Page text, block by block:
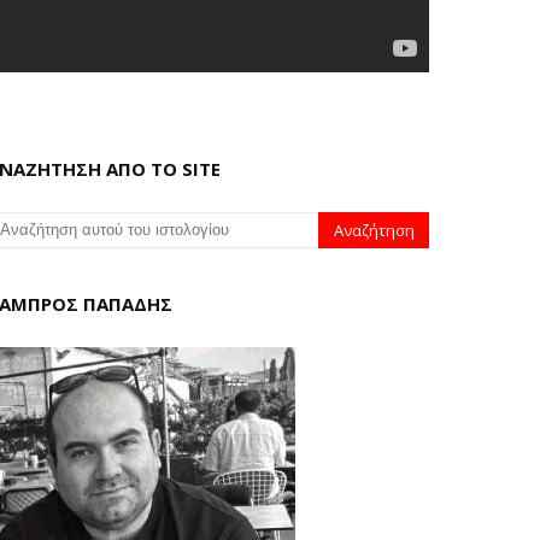
ΑΠΟ ΤΟ SITE
ΠΑΠΑΔΗΣ